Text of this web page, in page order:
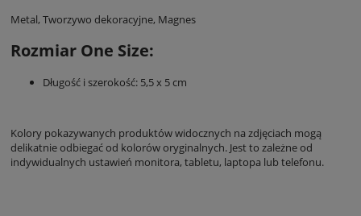
Metal, Tworzywo dekoracyjne, Magnes
Rozmiar One Size:
Długość i szerokość: 5,5 x 5 cm
Kolory pokazywanych produktów widocznych na zdjęciach mogą
delikatnie odbiegać od kolorów oryginalnych. Jest to zależne od
indywidualnych ustawień monitora, tabletu, laptopa lub telefonu.